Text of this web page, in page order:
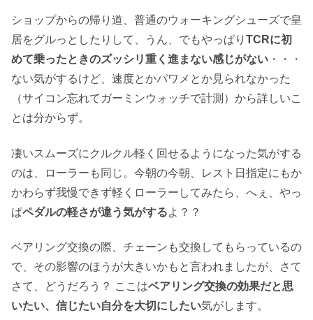
ショップからの帰り道、普通のウォーキングシューズで皇
居をグルっとしたりして、うん、でもやっぱり TCRに初
めて乗ったときのズッシリ重く進まない感じがない ・・・
ない気がするけど、速度とかパワメとか見られなかった
（サイコン忘れてガーミンウォッチで計測）から詳しいこ
とは分からず。
凄いスムーズにクルクル軽く回せるようになった気がする
のは、ローラーも同じ。今朝の今朝、レスト日指定にもか
かわらず我慢できず軽くローラーしてみたら、へぇ、やっ
ぱペダルの軽さが違う気がするよ？？
ベアリング交換の際、チェーンも交換してもらっているの
で、その影響のほうが大きいかもと言われましたが、さて
さて、どうだろう？ ここはベアリング交換の効果だと思
いたい、信じたい自分を大切にしたい気がします。